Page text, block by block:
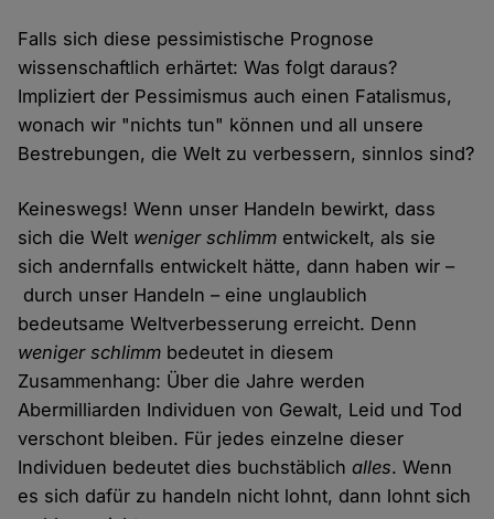
Falls sich diese pessimistische Prognose
wissenschaftlich erhärtet: Was folgt daraus?
Impliziert der Pessimismus auch einen Fatalismus,
wonach wir "nichts tun" können und all unsere
Bestrebungen, die Welt zu verbessern, sinnlos sind?
Keineswegs! Wenn unser Handeln bewirkt, dass
sich die Welt weniger schlimm entwickelt, als sie
sich andernfalls entwickelt hätte, dann haben wir –
durch unser Handeln – eine unglaublich
bedeutsame Weltverbesserung erreicht. Denn
weniger schlimm bedeutet in diesem
Zusammenhang: Über die Jahre werden
Abermilliarden Individuen von Gewalt, Leid und Tod
verschont bleiben. Für jedes einzelne dieser
Individuen bedeutet dies buchstäblichalles. Wenn
es sich dafür zu handeln nicht lohnt, dann lohnt sich